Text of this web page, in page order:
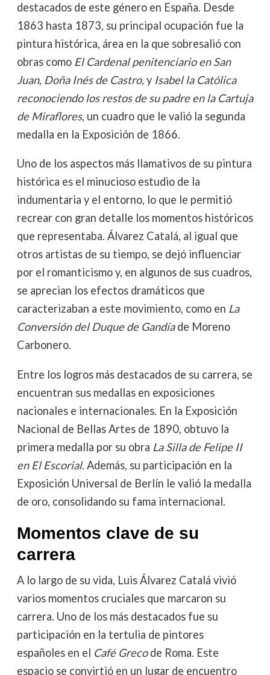
destacados de este género en España. Desde
1863 hasta 1873, su principal ocupación fue la
pintura histórica, área en la que sobresalió con
obras como El Cardenal penitenciario en San
Juan, Doña Inés de Castro, y Isabel la Católica
reconociendo los restos de su padre en la Cartuja
de Miraflores, un cuadro que le valió la segunda
medalla en la Exposición de 1866.
Uno de los aspectos más llamativos de su pintura
histórica es el minucioso estudio de la
indumentaria y el entorno, lo que le permitió
recrear con gran detalle los momentos históricos
que representaba. Álvarez Catalá, al igual que
otros artistas de su tiempo, se dejó influenciar
por el romanticismo y, en algunos de sus cuadros,
se aprecian los efectos dramáticos que
caracterizaban a este movimiento, como en La
Conversión del Duque de Gandíade Moreno
Carbonero.
Entre los logros más destacados de su carrera, se
encuentran sus medallas en exposiciones
nacionales e internacionales. En la Exposición
Nacional de Bellas Artes de 1890, obtuvo la
primera medalla por su obra La Silla de Felipe II
en El Escorial. Además, su participación en la
Exposición Universal de Berlín le valió la medalla
de oro, consolidando su fama internacional.
Momentos clave de su
carrera
A lo largo de su vida, Luis Álvarez Catalá vivió
varios momentos cruciales que marcaron su
carrera. Uno de los más destacados fue su
participación en la tertulia de pintores
españoles en el Café Grecode Roma. Este
espacio se convirtió en un lugar de encuentro